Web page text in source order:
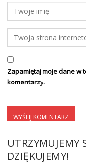
Zapamiętaj moje dane w
komentarzy.
UTRZYMUJEMY
DZIĘKUJEMY!